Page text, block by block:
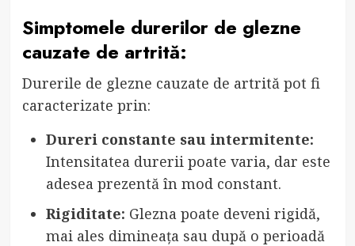
Simptomele durerilor de glezne
cauzate de artrită:
Durerile de glezne cauzate de artrită pot fi
caracterizate prin:
Dureri constante sau intermitente:
Intensitatea durerii poate varia, dar este
adesea prezentă în mod constant.
Rigiditate: Glezna poate deveni rigidă,
mai ales dimineața sau după o perioadă